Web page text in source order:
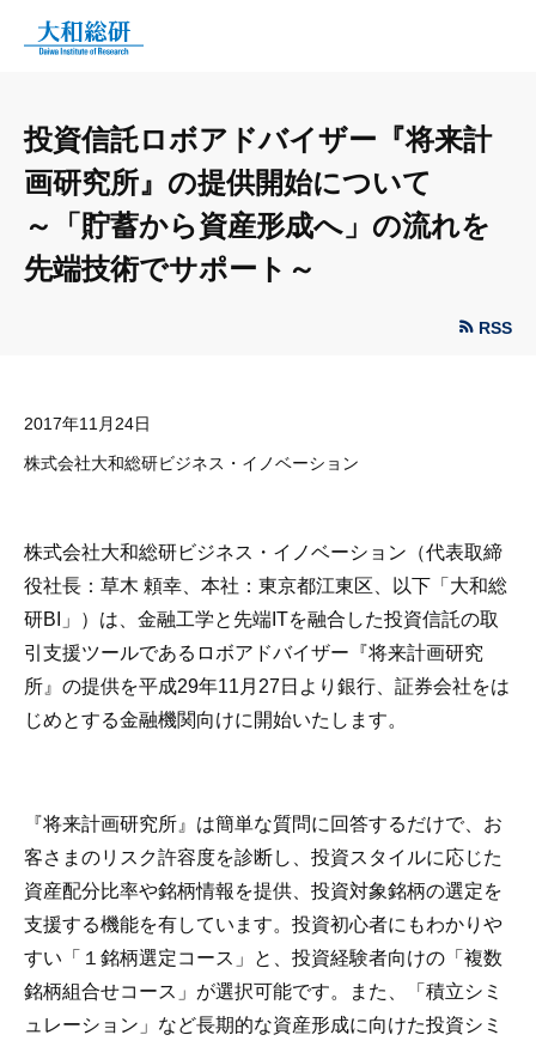
投資信託ロボアドバイザー『将来計
画研究所』の提供開始について
～「貯蓄から資産形成へ」の流れを
先端技術でサポート～
RSS
2017年11月24日
株式会社大和総研ビジネス・イノベーション
株式会社大和総研ビジネス・イノベーション（代表取締
役社長：草木 頼幸、本社：東京都江東区、以下「大和総
研BI」）は、金融工学と先端ITを融合した投資信託の取
引支援ツールであるロボアドバイザー『将来計画研究
所』の提供を平成29年11月27日より銀行、証券会社をは
じめとする金融機関向けに開始いたします。
『将来計画研究所』は簡単な質問に回答するだけで、お
客さまのリスク許容度を診断し、投資スタイルに応じた
資産配分比率や銘柄情報を提供、投資対象銘柄の選定を
支援する機能を有しています。投資初心者にもわかりや
すい「１銘柄選定コース」と、投資経験者向けの「複数
銘柄組合せコース」が選択可能です。また、「積立シミ
ュレーション」など長期的な資産形成に向けた投資シミ